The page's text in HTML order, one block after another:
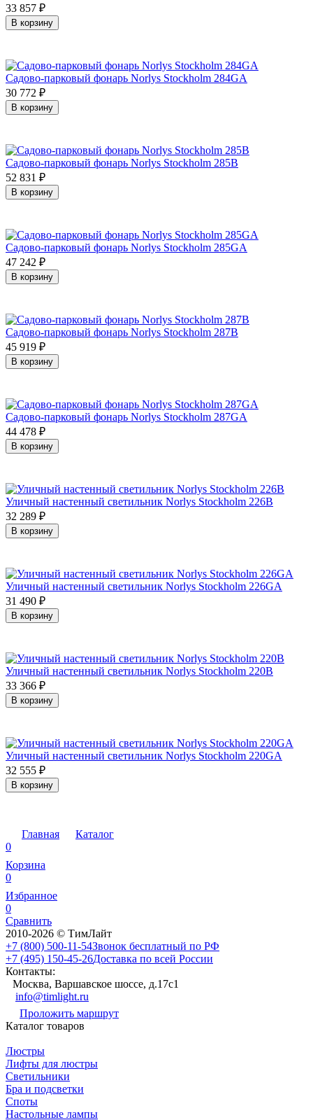
33 857 ₽
В корзину
Садово-парковый фонарь Norlys Stockholm 284GA
30 772 ₽
В корзину
Садово-парковый фонарь Norlys Stockholm 285B
52 831 ₽
В корзину
Садово-парковый фонарь Norlys Stockholm 285GA
47 242 ₽
В корзину
Садово-парковый фонарь Norlys Stockholm 287B
45 919 ₽
В корзину
Садово-парковый фонарь Norlys Stockholm 287GA
44 478 ₽
В корзину
Уличный настенный светильник Norlys Stockholm 226B
32 289 ₽
В корзину
Уличный настенный светильник Norlys Stockholm 226GA
31 490 ₽
В корзину
Уличный настенный светильник Norlys Stockholm 220B
33 366 ₽
В корзину
Уличный настенный светильник Norlys Stockholm 220GA
32 555 ₽
В корзину
Главная
Каталог
0
Корзина
0
Избранное
0
Сравнить
2010-2026 © ТимЛайт
+7 (800) 500-11-54Звонок бесплатный по РФ
+7 (495) 150-45-26Доставка по всей России
Контакты:
Москва, Варшавское шоссе, д.17c1
info@timlight.ru
Проложить маршрут
Каталог товаров
Люстры
Лифты для люстры
Светильники
Бра и подсветки
Споты
Настольные лампы